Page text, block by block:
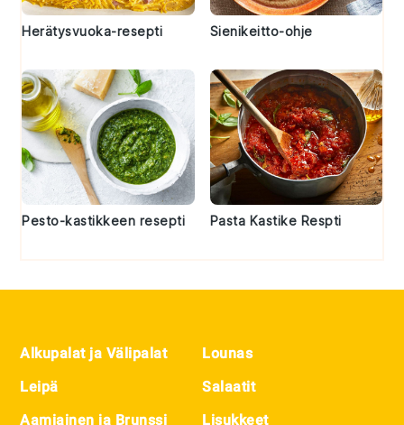
Herätysvuoka-resepti Sienikeitto-ohje
Pesto-kastikkeen resepti Pasta Kastike Respti
Alkupalat ja Välipalat
Leipä
Aamiainen ja Brunssi
Lounas
Salaatit
Lisukkeet